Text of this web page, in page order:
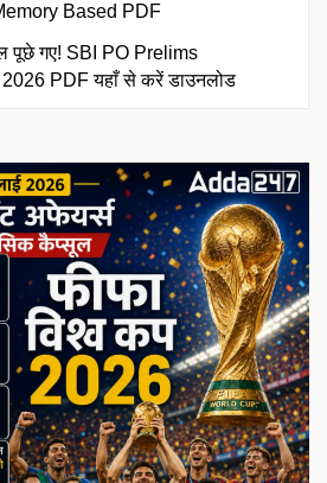
Based PDF
पूछे गए! SBI PO Prelims
PDF यहाँ से करें डाउनलोड